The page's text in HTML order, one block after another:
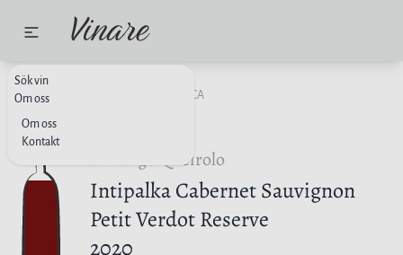
Sök vin
Om oss
Om oss
Kontakt
RÖTT VIN VALLE DE ICA
Santiago Queirolo
Intipalka Cabernet Sauvignon
Petit Verdot Reserve
2020